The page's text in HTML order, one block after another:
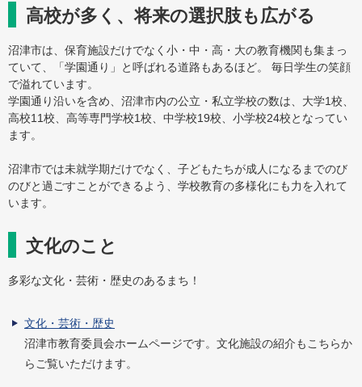
高校が多く、将来の選択肢も広がる
沼津市は、保育施設だけでなく小・中・高・大の教育機関も集まっ
ていて、「学園通り」と呼ばれる道路もあるほど。 毎日学生の笑顔
で溢れています。
学園通り沿いを含め、沼津市内の公立・私立学校の数は、大学1校、
高校11校、高等専門学校1校、中学校19校、小学校24校となってい
ます。
沼津市では未就学期だけでなく、子どもたちが成人になるまでのび
のびと過ごすことができるよう、学校教育の多様化にも力を入れて
います。
文化のこと
多彩な文化・芸術・歴史のあるまち！
文化・芸術・歴史
沼津市教育委員会ホームページです。文化施設の紹介もこちらか
らご覧いただけます。